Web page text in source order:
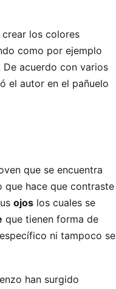
los colores
como por ejemplo
De acuerdo con varios
el autor en el pañuelo
que se encuentra
que hace que contraste
ojos los cuales se
que tienen forma de
ni tampoco se
han surgido